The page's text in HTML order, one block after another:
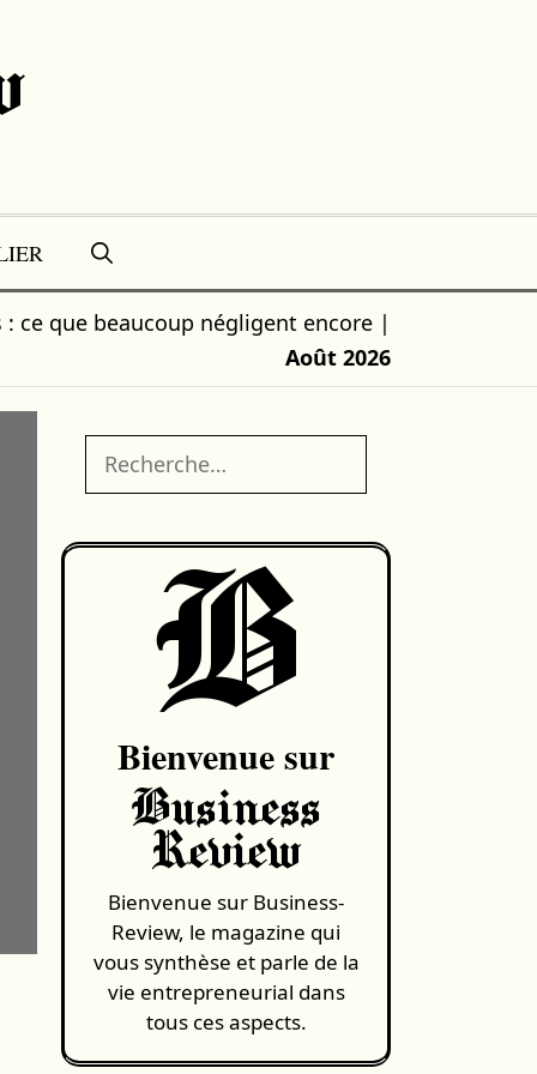
ce que beaucoup négligent encore |
Août 2026
Rechercher :
B
Bienvenue sur
Business
Review
Bienvenue sur Business-
Review, le magazine qui
vous synthèse et parle de la
vie entrepreneurial dans
tous ces aspects.